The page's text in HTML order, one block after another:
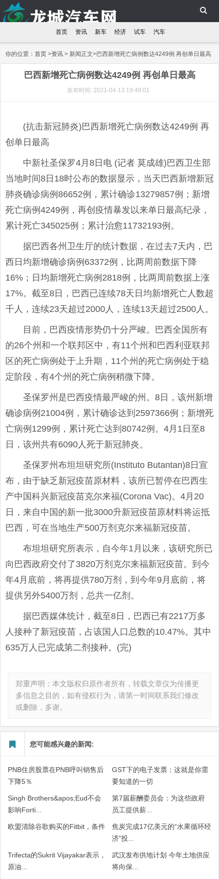
首页 资讯 新车 经济 试车 汽车
你的位置：首页 >资讯 > 新闻正文>巴西新增死亡病例数达4249例 再创单日最高
巴西新增死亡病例数达4249例 再创单日最高
发布时间: 2021-04-13 19:49:01
(抗击新冠肺炎)巴西新增死亡病例数达4249例 再
创单日最高
中新社圣保罗4月8日电 (记者 莫成雄)巴西卫生部
当地时间8日18时公布的数据显示，当天巴西新增新冠
肺炎确诊病例86652例，累计确诊13279857例；新增
死亡病例4249例，再创疫情暴发以来单日最高纪录，
累计死亡345025例；累计治愈11732193例。
据巴西各州卫生厅的统计数据，在过去7天内，巴
西日均新增确诊病例63372例，比两周前数据下降
16%；日均新增死亡病例2818例，比两周前数据上涨
17%。截至8日，巴西已连续78天日均新增死亡人数超
千人，连续23天超过2000人，连续13天超过2500人。
目前，巴西疫情形势仍十分严峻。巴西全国所有
的26个州和一个联邦区中，有11个州和巴西利亚联邦
区的死亡病例处于上升期，11个州的死亡病例处于稳
定阶段，有4个州的死亡病例稍微下降。
圣保罗州是巴西疫情最严峻的州。8日，该州新增
确诊病例21004例，累计确诊达到2597366例；新增死
亡病例1299例，累计死亡达到80742例。4月1日至8
日，该州共有6090人死于新冠肺炎。
圣保罗州布坦坦研究所(Instituto Butantan)8日宣
布，由于缺乏新冠疫苗原材料，该所已暂停在巴西生
产中国科兴新冠疫苗克尔来福(Corona Vac)。4月20
日，来自中国的新一批3000升新冠疫苗原材料将运抵
巴西，可在当地生产500万剂克尔来福新冠疫苗。
布坦坦研究所表示，自今年1月以来，该研究所已
向巴西政府交付了3820万剂克尔来福新冠疫苗。到今
年4月底前，将再提供780万剂，到今年9月底前，将
提供另外5400万剂，总共一亿剂。
据巴西媒体统计，截至8日，巴西已有2217万多
人接种了新冠疫苗，占该国人口总数的10.47%。其中
635万人已完成第二剂接种。(完)
郑重声明：本文版权归原作者所有，转载文章仅为传播更
多信息之目的，如有侵权行为，请第一时间联系我们修改
或删除，多谢。
您可能感兴趣的新闻:
PNB住房股票在PNB呼叫销售后
下降5％
GST下的电子发票：这就是你需
要知道的一切
Singh Brothers&apos;Eud不会
影响Forti...
第7届薪酬委员会：为这些政府
员工提供薪...
欧盟清除谷歌购买的Fitbit，条件
焦炭完成17亿美元的“水果循环经
济”投...
Trifecta的Sukrit Vijayakar表示，
原油...
武汉发布供地计划 今年土地供应
将向保...